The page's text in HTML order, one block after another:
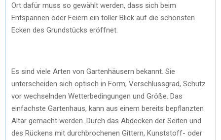
Ort dafür muss so gewählt werden, dass sich beim
Entspannen oder Feiern ein toller Blick auf die schönsten
Ecken des Grundstücks eröffnet.
Es sind viele Arten von Gartenhäusern bekannt. Sie
unterscheiden sich optisch in Form, Verschlussgrad, Schutz
vor wechselnden Wetterbedingungen und Größe. Das
einfachste Gartenhaus, kann aus einem bereits bepflanzten
Altar gemacht werden. Durch das Abdecken der Seiten und
des Rückens mit durchbrochenen Gittern, Kunststoff- oder